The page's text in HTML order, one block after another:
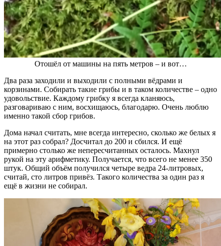
Отошёл от машины на пять метров – и вот…
Два раза заходили и выходили с полными вёдрами и
корзинами. Собирать такие грибы и в таком количестве – одно
удовольствие. Каждому грибку я всегда кланяюсь,
разговариваю с ним, восхищаюсь, благодарю. Очень люблю
именно такой сбор грибов.
Дома начал считать, мне всегда интересно, сколько же белых я
на этот раз собрал? Досчитал до 200 и сбился. И ещё
примерно столько же непересчитанных осталось. Махнул
рукой на эту арифметику. Получается, что всего не менее 350
штук. Общий объём получился четыре ведра 24-литровых,
считай, сто литров привёз. Такого количества за один раз я
ещё в жизни не собирал.